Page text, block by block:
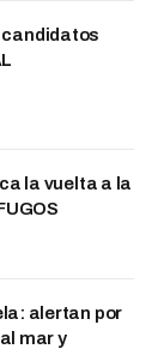
candidatos
la vuelta a la
alertan por
mar y